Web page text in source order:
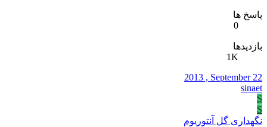
پاسخ ها
0
بازدیدها
1K
2013 , September 22
sinaet
S
S
نگهداری گل آنتوریوم